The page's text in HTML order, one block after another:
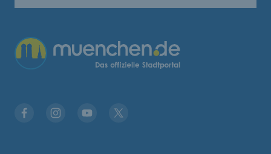
Übergreifende Links